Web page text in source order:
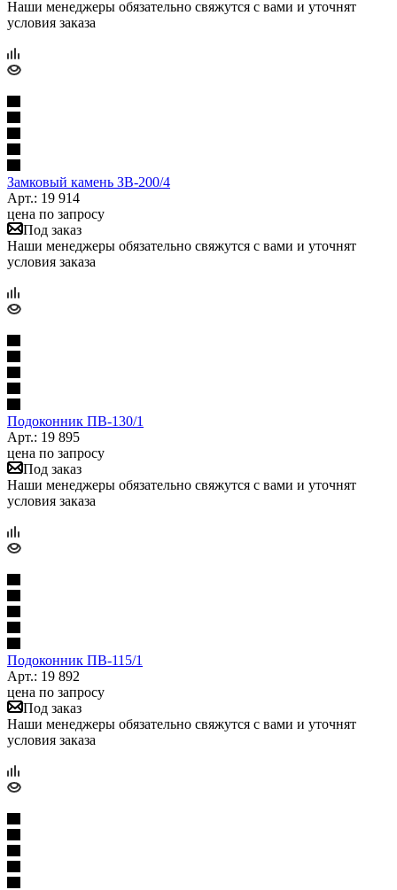
Наши менеджеры обязательно свяжутся с вами и уточнят
условия заказа
Замковый камень ЗВ-200/4
Арт.: 19 914
цена по запросу
Под заказ
Наши менеджеры обязательно свяжутся с вами и уточнят
условия заказа
Подоконник ПB-130/1
Арт.: 19 895
цена по запросу
Под заказ
Наши менеджеры обязательно свяжутся с вами и уточнят
условия заказа
Подоконник ПB-115/1
Арт.: 19 892
цена по запросу
Под заказ
Наши менеджеры обязательно свяжутся с вами и уточнят
условия заказа